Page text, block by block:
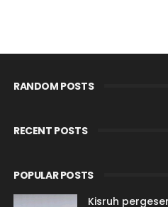
RANDOM POSTS
RECENT POSTS
POPULAR POSTS
Kisruh